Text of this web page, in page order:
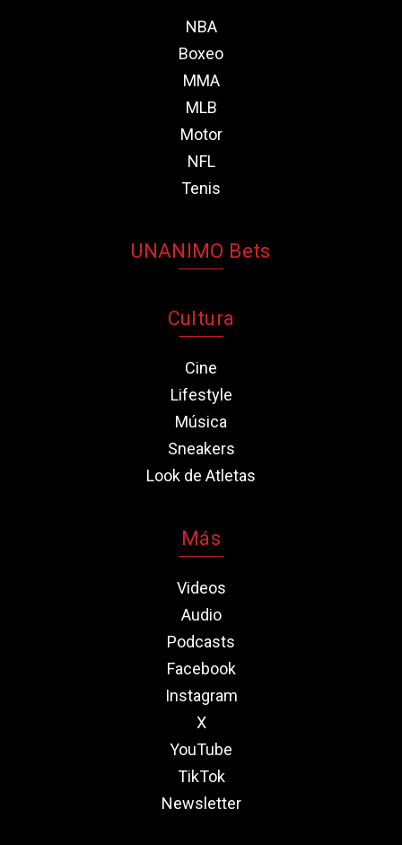
NBA
Boxeo
MMA
MLB
Motor
NFL
Tenis
UNANIMO Bets
Cultura
Cine
Lifestyle
Música
Sneakers
Look de Atletas
Más
Videos
Audio
Podcasts
Facebook
Instagram
X
YouTube
TikTok
Newsletter